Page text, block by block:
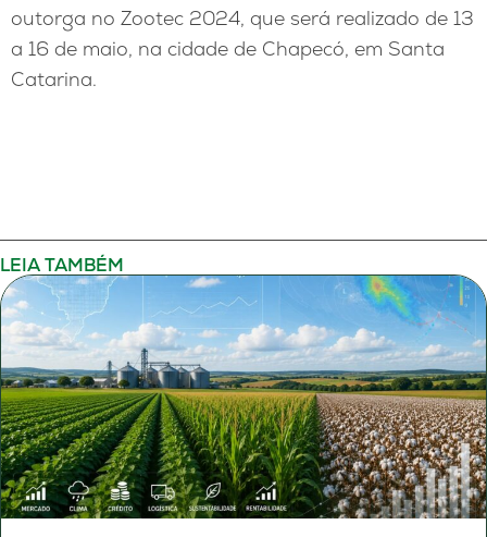
outorga no Zootec 2024, que será realizado de 13
a 16 de maio, na cidade de Chapecó, em Santa
Catarina.
LEIA TAMBÉM